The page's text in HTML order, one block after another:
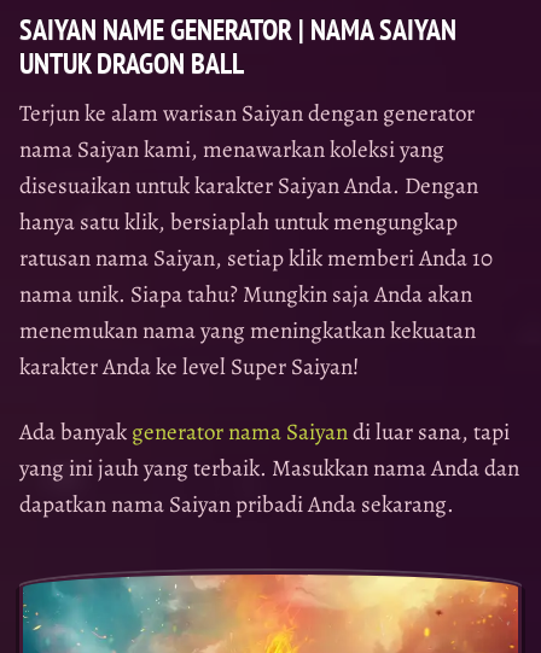
SAIYAN NAME GENERATOR | NAMA SAIYAN
UNTUK DRAGON BALL
Terjun ke alam warisan Saiyan dengan generator
nama Saiyan kami, menawarkan koleksi yang
disesuaikan untuk karakter Saiyan Anda. Dengan
hanya satu klik, bersiaplah untuk mengungkap
ratusan nama Saiyan, setiap klik memberi Anda 10
nama unik. Siapa tahu? Mungkin saja Anda akan
menemukan nama yang meningkatkan kekuatan
karakter Anda ke level Super Saiyan!
Ada banyakgenerator nama Saiyandi luar sana, tapi
yang ini jauh yang terbaik. Masukkan nama Anda dan
dapatkan nama Saiyan pribadi Anda sekarang.